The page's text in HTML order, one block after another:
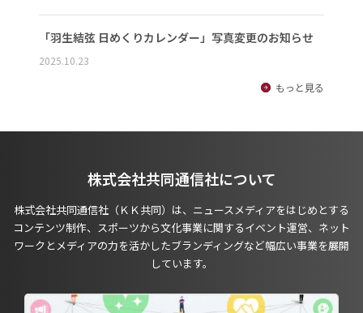
「羽生結弦 日めくりカレンダー」写真変更のお知らせ
2025.10.23
もっと見る
株式会社共同通信社について
株式会社共同通信社（ＫＫ共同）は、ニュースメディアをはじめとする
コンテンツ制作、スポーツから文化事業に関するイベント運営、ネット
ワークとメディアの力を活かしたブランディングなど幅広い事業を展開
しています。